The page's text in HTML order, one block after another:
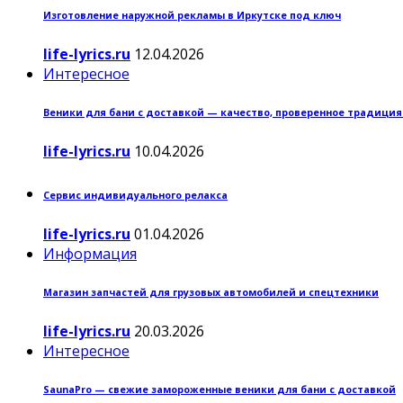
Изготовление наружной рекламы в Иркутске под ключ
life-lyrics.ru 12.04.2026
Интересное
Веники для бани с доставкой — качество, проверенное
life-lyrics.ru 10.04.2026
Сервис индивидуального релакса
life-lyrics.ru 01.04.2026
Информация
Магазин запчастей для грузовых автомобилей и спецтехники
life-lyrics.ru 20.03.2026
Интересное
SaunaPro — свежие замороженные веники для бани с доставкой